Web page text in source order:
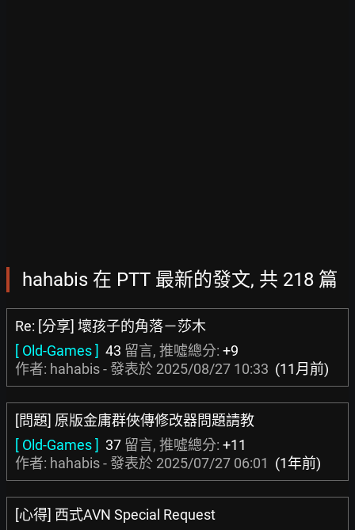
hahabis 在 PTT 最新的發文, 共 218 篇
Re: [分享] 壞孩子的角落－莎木
[ Old-Games ] 43 留言, 推噓總分: +9
作者: hahabis - 發表於 2025/08/27 10:33 (11月前)
[問題] 原版金庸群俠傳修改器問題請教
[ Old-Games ] 37 留言, 推噓總分: +11
作者: hahabis - 發表於 2025/07/27 06:01 (1年前)
[心得] 西式AVN Special Request